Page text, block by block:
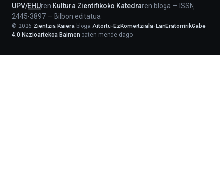
UPV/EHUren Kultura Zientifikoko Katedraren bloga — ISSN
2445-3897 — Bilbon editatua
© 2026 Zientzia Kaiera bloga Aitortu-EzKomertziala-LanEratorririkGabe
4.0 Nazioartekoa Baimen baten mende dago